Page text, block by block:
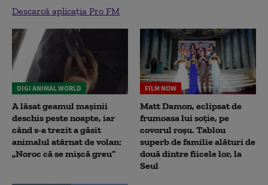
Descarcă aplicația Pro FM
DIGI ANIMAL WORLD
A lăsat geamul mașinii
deschis peste noapte, iar
când s-a trezit a găsit
animalul atârnat de volan:
„Noroc că se mișcă greu”
FILM NOW
Matt Damon, eclipsat de
frumoasa lui soție, pe
covorul roșu. Tablou
superb de familie alături de
două dintre fiicele lor, la
Seul